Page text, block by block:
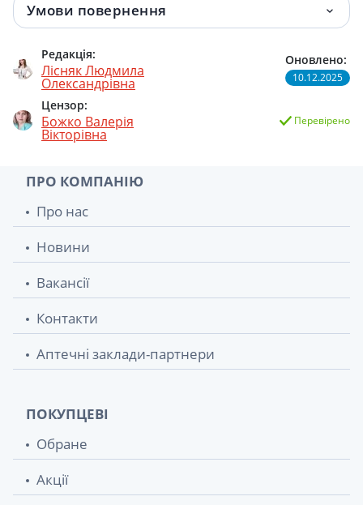
Умови повернення
Редакція:
Лісняк Людмила
Олександрівна
Цензор:
Божко Валерія
Вікторівна
Оновлено:
10.12.2025
Перевірено
ПРО КОМПАНІЮ
Про нас
Новини
Вакансії
Контакти
Аптечні заклади-партнери
ПОКУПЦЕВІ
Обране
Акції